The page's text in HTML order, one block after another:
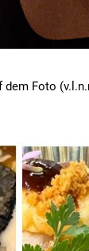
Foto